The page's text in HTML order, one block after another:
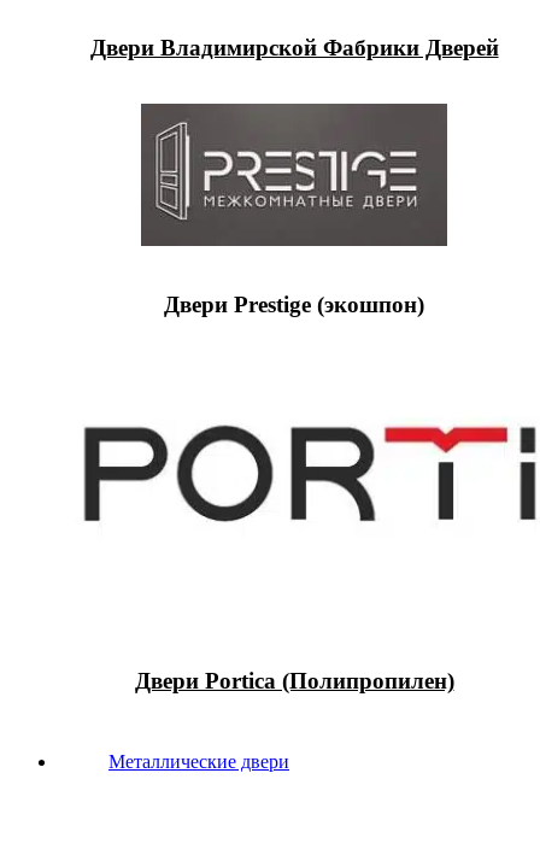
Двери Владимирской Фабрики Дверей
Двери Prestige (экошпон)
Двери Portica (Полипропилен)
Металлические двери